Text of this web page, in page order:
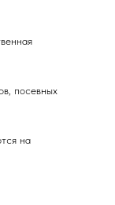
посевных
на